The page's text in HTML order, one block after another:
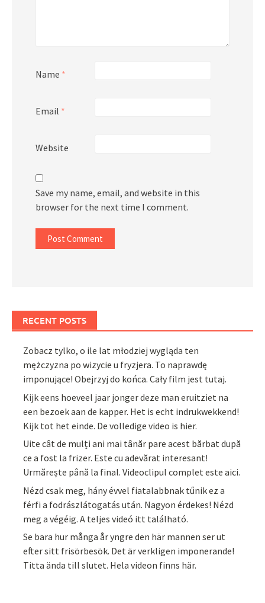
Name *
Email *
Website
Save my name, email, and website in this
browser for the next time I comment.
RECENT POSTS
Zobacz tylko, o ile lat młodziej wygląda ten
mężczyzna po wizycie u fryzjera. To naprawdę
imponujące! Obejrzyj do końca. Cały film jest tutaj.
Kijk eens hoeveel jaar jonger deze man eruitziet na
een bezoek aan de kapper. Het is echt indrukwekkend!
Kijk tot het einde. De volledige video is hier.
Uite cât de mulți ani mai tânăr pare acest bărbat după
ce a fost la frizer. Este cu adevărat interesant!
Urmărește până la final. Videoclipul complet este aici.
Nézd csak meg, hány évvel fiatalabbnak tűnik ez a
férfi a fodrászlátogatás után. Nagyon érdekes! Nézd
meg a végéig. A teljes videó itt található.
Se bara hur många år yngre den här mannen ser ut
efter sitt frisörbesök. Det är verkligen imponerande!
Titta ända till slutet. Hela videon finns här.